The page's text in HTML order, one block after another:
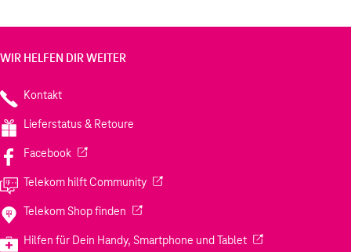
zertifiziertes Ladegerät.Wie jedes von Apple
und Fertigungs¬prozesses Tausende von Teststunden.
auch dafür gemacht, dein iPhone vor Kratzern und bei
WIR HELFEN DIR WEITER
Kontakt
Lieferstatus & Retoure
Facebook(Wird in einem neuen Tab geöffnet)
Telekom hilft Community(Wird in einem neuen Tab geöffnet)
Telekom Shop finden (Wird in einem neuen Tab geöffnet)
Hilfen für Dein Handy, Smartphone und Tablet(Wird in einem